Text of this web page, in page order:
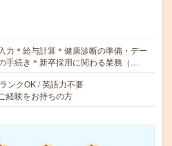
力＊給与計算＊健康診断の準備・デー
手続き＊新卒採用に関わる業務（…
ンクOK / 英語力不要
経験をお持ちの方